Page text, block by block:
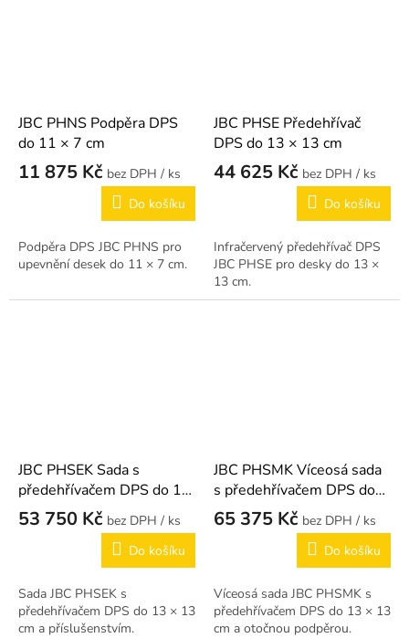
JBC PHNS Podpěra DPS
do 11 × 7 cm
11 875 Kč
/ ks
Do košíku
Podpěra DPS JBC PHNS pro
upevnění desek do 11 × 7 cm.
JBC PHSE Předehřívač
DPS do 13 × 13 cm
44 625 Kč
/ ks
Do košíku
Infračervený předehřívač DPS
JBC PHSE pro desky do 13 ×
13 cm.
JBC PHSEK Sada s
předehřívačem DPS do 13
× 13 cm
53 750 Kč
/ ks
Do košíku
Sada JBC PHSEK s
předehřívačem DPS do 13 × 13
cm a příslušenstvím.
JBC PHSMK Víceosá sada
s předehřívačem DPS do
13 × 13 cm
65 375 Kč
/ ks
Do košíku
Víceosá sada JBC PHSMK s
předehřívačem DPS do 13 × 13
cm a otočnou podpěrou.